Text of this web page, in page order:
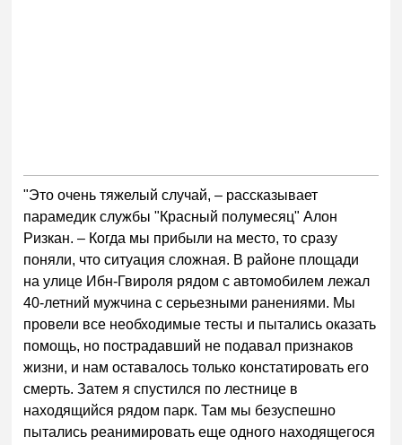
"Это очень тяжелый случай, – рассказывает
парамедик службы "Красный полумесяц" Алон
Ризкан. – Когда мы прибыли на место, то сразу
поняли, что ситуация сложная. В районе площади
на улице Ибн-Гвироля рядом с автомобилем лежал
40-летний мужчина с серьезными ранениями. Мы
провели все необходимые тесты и пытались оказать
помощь, но пострадавший не подавал признаков
жизни, и нам оставалось только констатировать его
смерть. Затем я спустился по лестнице в
находящийся рядом парк. Там мы безуспешно
пытались реанимировать еще одного находящегося